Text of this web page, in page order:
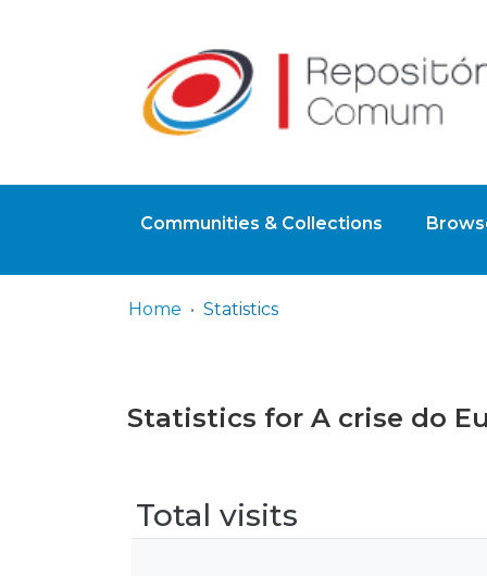
Communities & Collections
Home Statistics
Statistics for A crise do
Total visits